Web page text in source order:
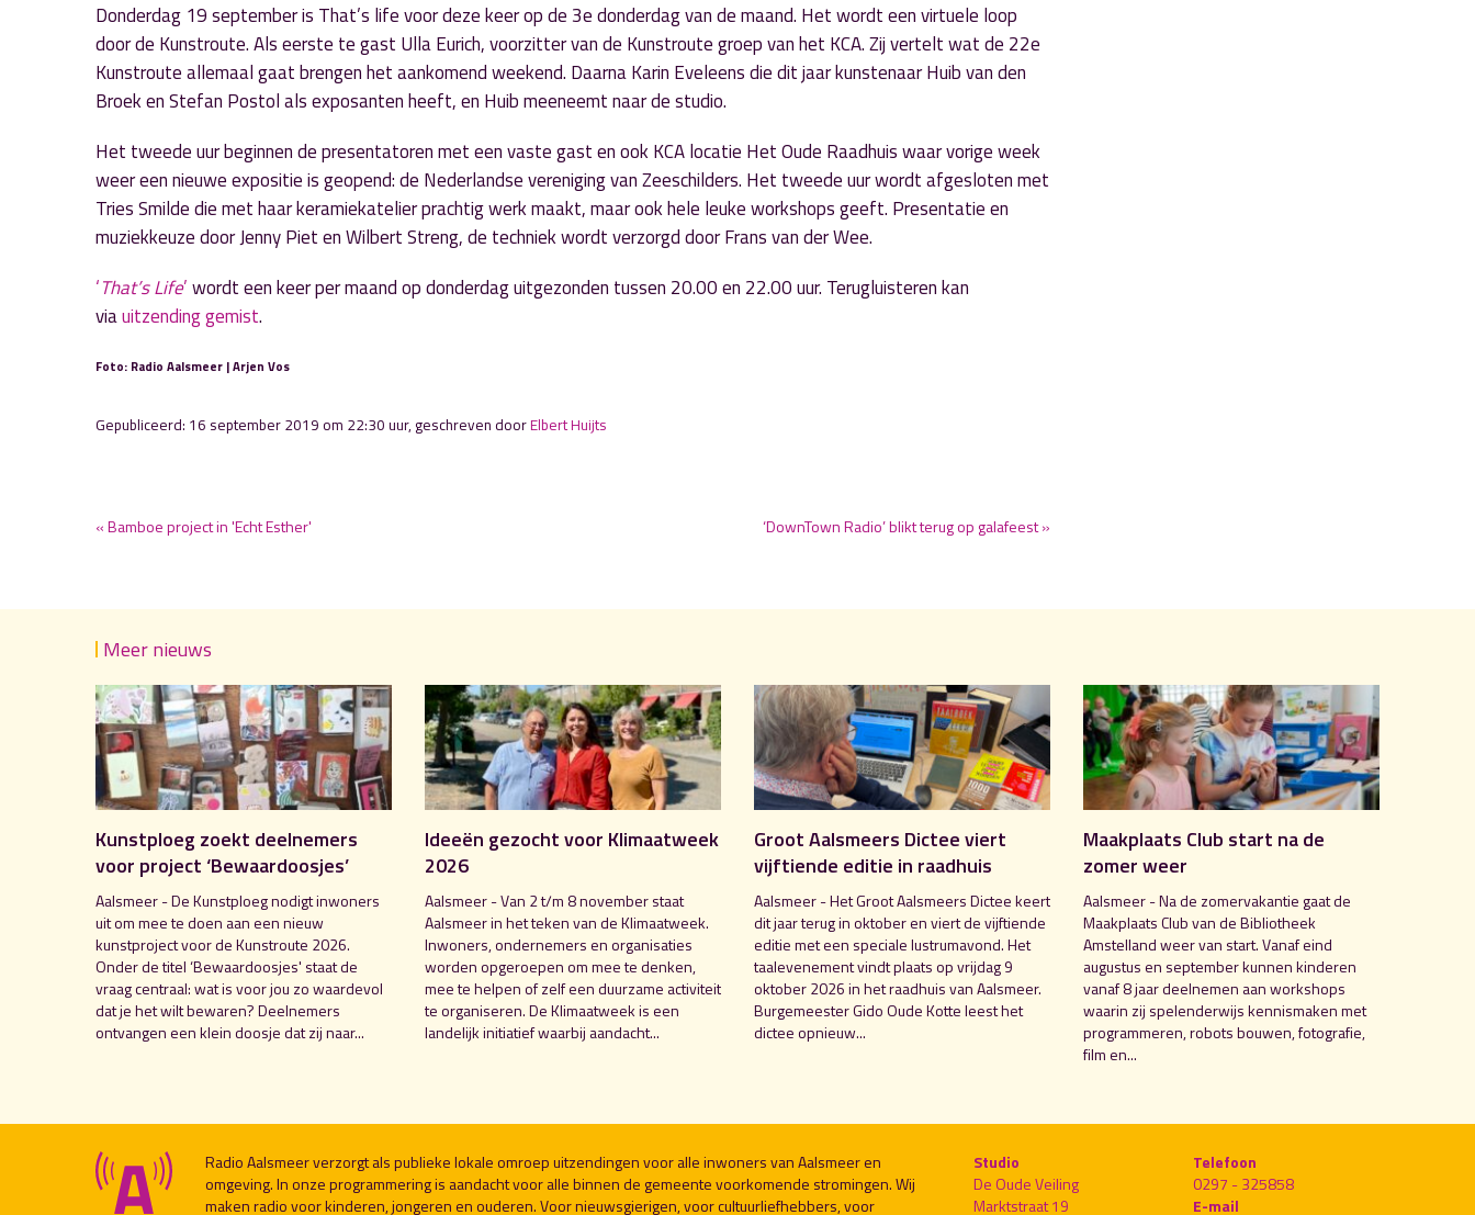
Donderdag 19 september is That’s life voor deze keer op de 3e donderdag van de maand. Het wordt een virtuele loop
door de Kunstroute. Als eerste te gast Ulla Eurich, voorzitter van de Kunstroute groep van het KCA. Zij vertelt wat de 22e
Kunstroute allemaal gaat brengen het aankomend weekend. Daarna Karin Eveleens die dit jaar kunstenaar Huib van den
Broek en Stefan Postol als exposanten heeft, en Huib meeneemt naar de studio.
Het tweede uur beginnen de presentatoren met een vaste gast en ook KCA locatie Het Oude Raadhuis waar vorige week
weer een nieuwe expositie is geopend: de Nederlandse vereniging van Zeeschilders. Het tweede uur wordt afgesloten met
Tries Smilde die met haar keramiekatelier prachtig werk maakt, maar ook hele leuke workshops geeft. Presentatie en
muziekkeuze door Jenny Piet en Wilbert Streng, de techniek wordt verzorgd door Frans van der Wee.
‘That’s Life’wordt een keer per maand op donderdag uitgezonden tussen 20.00 en 22.00 uur. Terugluisteren kan
viauitzending gemist.
Foto: Radio Aalsmeer | Arjen Vos
Gepubliceerd: 16 september 2019 om 22:30 uur, geschreven doorElbert Huijts
« Bamboe project in 'Echt Esther' ‘DownTown Radio’ blikt terug op galafeest »
Meer nieuws
Kunstploeg zoekt deelnemers
voor project ‘Bewaardoosjes’
Aalsmeer - De Kunstploeg nodigt inwoners
uit om mee te doen aan een nieuw
kunstproject voor de Kunstroute 2026.
Onder de titel ‘Bewaardoosjes' staat de
vraag centraal: wat is voor jou zo waardevol
dat je het wilt bewaren? Deelnemers
ontvangen een klein doosje dat zij naar...
Ideeën gezocht voor Klimaatweek
2026
Aalsmeer - Van 2 t/m 8 november staat
Aalsmeer in het teken van de Klimaatweek.
Inwoners, ondernemers en organisaties
worden opgeroepen om mee te denken,
mee te helpen of zelf een duurzame activiteit
te organiseren. De Klimaatweek is een
landelijk initiatief waarbij aandacht...
Groot Aalsmeers Dictee viert
vijftiende editie in raadhuis
Aalsmeer - Het Groot Aalsmeers Dictee keert
dit jaar terug in oktober en viert de vijftiende
editie met een speciale lustrumavond. Het
taalevenement vindt plaats op vrijdag 9
oktober 2026 in het raadhuis van Aalsmeer.
Burgemeester Gido Oude Kotte leest het
dictee opnieuw...
Maakplaats Club start na de
zomer weer
Aalsmeer - Na de zomervakantie gaat de
Maakplaats Club van de Bibliotheek
Amstelland weer van start. Vanaf eind
augustus en september kunnen kinderen
vanaf 8 jaar deelnemen aan workshops
waarin zij spelenderwijs kennismaken met
programmeren, robots bouwen, fotografie,
film en...
Radio Aalsmeer verzorgt als publieke lokale omroep uitzendingen voor alle inwoners van Aalsmeer en
omgeving. In onze programmering is aandacht voor alle binnen de gemeente voorkomende stromingen. Wij
maken radio voor kinderen, jongeren en ouderen. Voor nieuwsgierigen, voor cultuurliefhebbers, voor
Studio
De Oude Veiling
Marktstraat 19
Telefoon
0297 - 325858
E-mail